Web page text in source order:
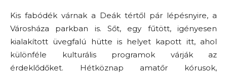
Kis fabódék várnak a Deák tértől pár lépésnyire, a
Városháza parkban is. Sőt, egy fűtött, igényesen
kialakított üvegfalú hütte is helyet kapott itt, ahol
különféle kulturális programok várják az
érdeklődőket. Hétköznap amatőr kórusok,